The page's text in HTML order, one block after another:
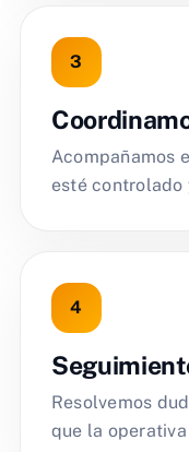
Acompañamos
esté controlado
Resolvemos
que la